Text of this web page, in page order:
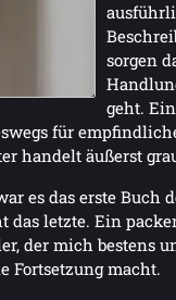
sorgen
geht.
für
handelt äußerst
es das erste Buch
das letzte. Ein
der mich bestens
Fortsetzung macht.